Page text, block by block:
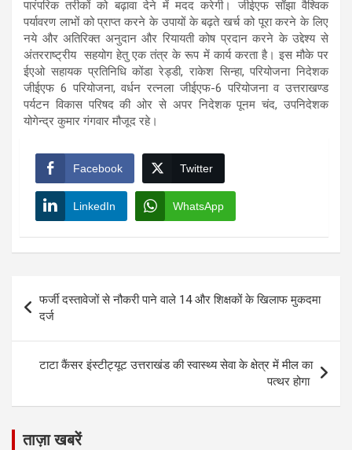
पारंपरिक तरीकों को बढ़ावा देने में मदद करेगी। जीईएफ साँझा वैश्विक
पर्यावरण लाभों को प्राप्त करने के उपायों के बढ़ते खर्च को पूरा करने के लिए
नये और अतिरिक्त अनुदान और रियायती कोष प्रदान करने के उद्देश्य से
अंतरराष्ट्रीय सहयोग हेतु एक तंत्र के रूप में कार्य करता है। इस मौके पर
ईएओ सहायक प्रतिनिधि कोंडा रेड्डी, राकेश सिन्हा, परियोजना निदेशक
जीईएफ 6 परियोजना, वर्धन रत्नला जीईएफ-6 परियोजना व उत्तराखण्ड
पर्यटन विकास परिषद की ओर से अपर निदेशक पूनम चंद, उपनिदेशक
योगेन्द्र कुमार गंगवार मौजूद रहे।
Facebook Twitter
LinkedIn WhatsApp
navigation
फर्जी दस्तावेजों से नौकरी पाने वाले 14 और शिक्षकों के खिलाफ मुकदमा
दर्ज
टाटा कैंसर इंस्टीट्यूट उत्तराखंड की स्वास्थ्य सेवा के क्षेत्र में मील का
पत्थर होगा
ताज़ा खबरें